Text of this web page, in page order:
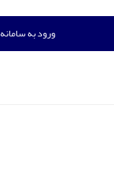
ورود به سامانه